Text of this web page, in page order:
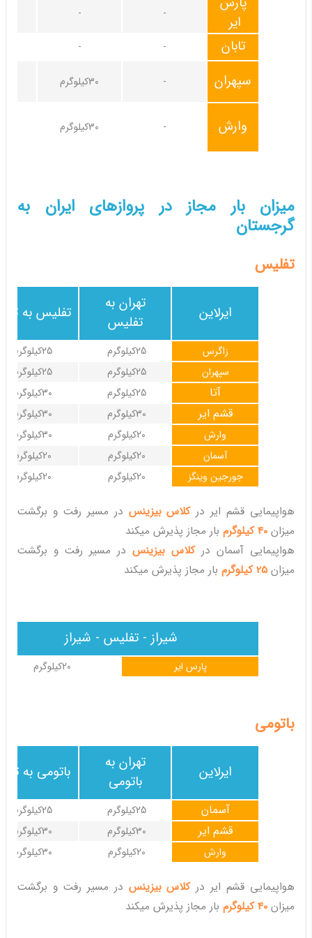
- -
ایر
- - تابان
30کیلوگرم - سپهران
30کیلوگرم - وارش
میزان بار مجاز در پروازهای ایران به
گرجستان
تفلیس
تفلیس به
تهران به
تفلیس
ایرلاین
25کیلوگرم 25کیلوگرم
زاگرس
25کیلوگرم
25کیلوگرم
سپهران
30کیلوگرم
25کیلوگرم آتا
30کیلوگرم 30کیلوگرم قشم ایر
30کیلوگرم 20کیلوگرم
وارش
20کیلوگرم
20کیلوگرم
آسمان
20کیلوگرم
20کیلوگرم جورجین وینگز
هواپیمایی قشم ایر درکلاس بیزینس در مسیر رفت و برگشت
میزان 40 کیلوگرم
بار مجاز پذیرش میکند
هواپیمایی آسمان درکلاس بیزینس در مسیر رفت و برگشت
میزان25 کیلوگرم بار مجاز پذیرش میکند
شیراز - تفلیس - شیراز
20کیلوگرم پارس ایر
باتومی
باتومی به
تهران به
باتومی
ایرلاین
25کیلوگرم 25کیلوگرم آسمان
30کیلوگرم 30کیلوگرم قشم ایر
30کیلوگرم 20کیلوگرم وارش
هواپیمایی قشم ایر درکلاس بیزینس در مسیر رفت و برگشت
میزان 40 کیلوگرم بار مجاز پذیرش میکند